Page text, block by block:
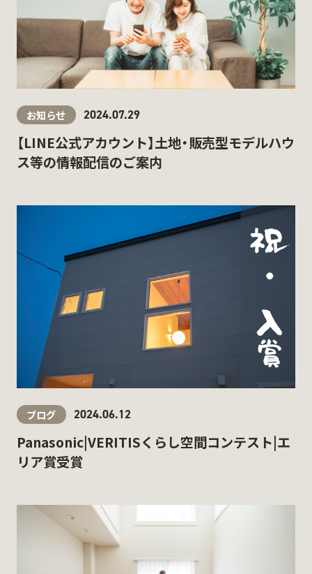
お知らせ 2024.07.29
【LINE公式アカウント】土地・販売型モデルハウ
ス等の情報配信のご案内
ブログ 2024.06.12
Panasonic|VERITISくらし空間コンテスト|エ
リア賞受賞